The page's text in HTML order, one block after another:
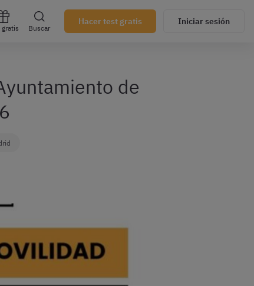
gratis Buscar
Hacer test gratis Iniciar sesión
de